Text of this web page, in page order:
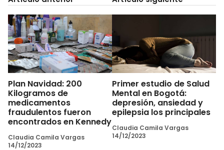
Plan Navidad: 200
Kilogramos de
medicamentos
fraudulentos fueron
encontrados en Kennedy
Claudia Camila Vargas
14/12/2023
Primer estudio de Salud
Mental en Bogotá:
depresión, ansiedad y
epilepsia los principales
Claudia Camila Vargas
14/12/2023